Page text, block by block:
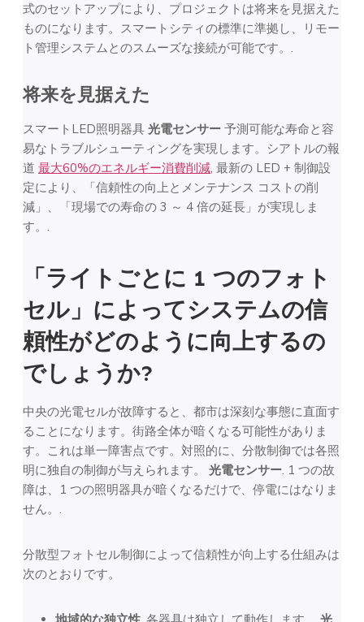
式のセットアップにより、プロジェクトは将来を見据えた
ものになります。スマートシティの標準に準拠し、リモー
ト管理システムとのスムーズな接続が可能です。.
将来を見据えた
スマートLED照明器具 光電センサー 予測可能な寿命と容
易なトラブルシューティングを実現します。シアトルの報
道 最大60%のエネルギー消費削減, 最新の LED + 制御設
定により、「信頼性の向上とメンテナンス コストの削
減」、「現場での寿命の 3 ～ 4 倍の延長」が実現しま
す。.
「ライトごとに 1 つのフォト
セル」によってシステムの信
頼性がどのように向上するの
でしょうか?
中央の光電セルが故障すると、都市は深刻な事態に直面す
ることになります。街路全体が暗くなる可能性がありま
す。これは単一障害点です。対照的に、分散制御では各照
明に独自の制御が与えられます。 光電センサー. 1 つの故
障は、1 つの照明器具が暗くなるだけで、停電にはなりま
せん。.
分散型フォトセル制御によって信頼性が向上する仕組みは
次のとおりです。